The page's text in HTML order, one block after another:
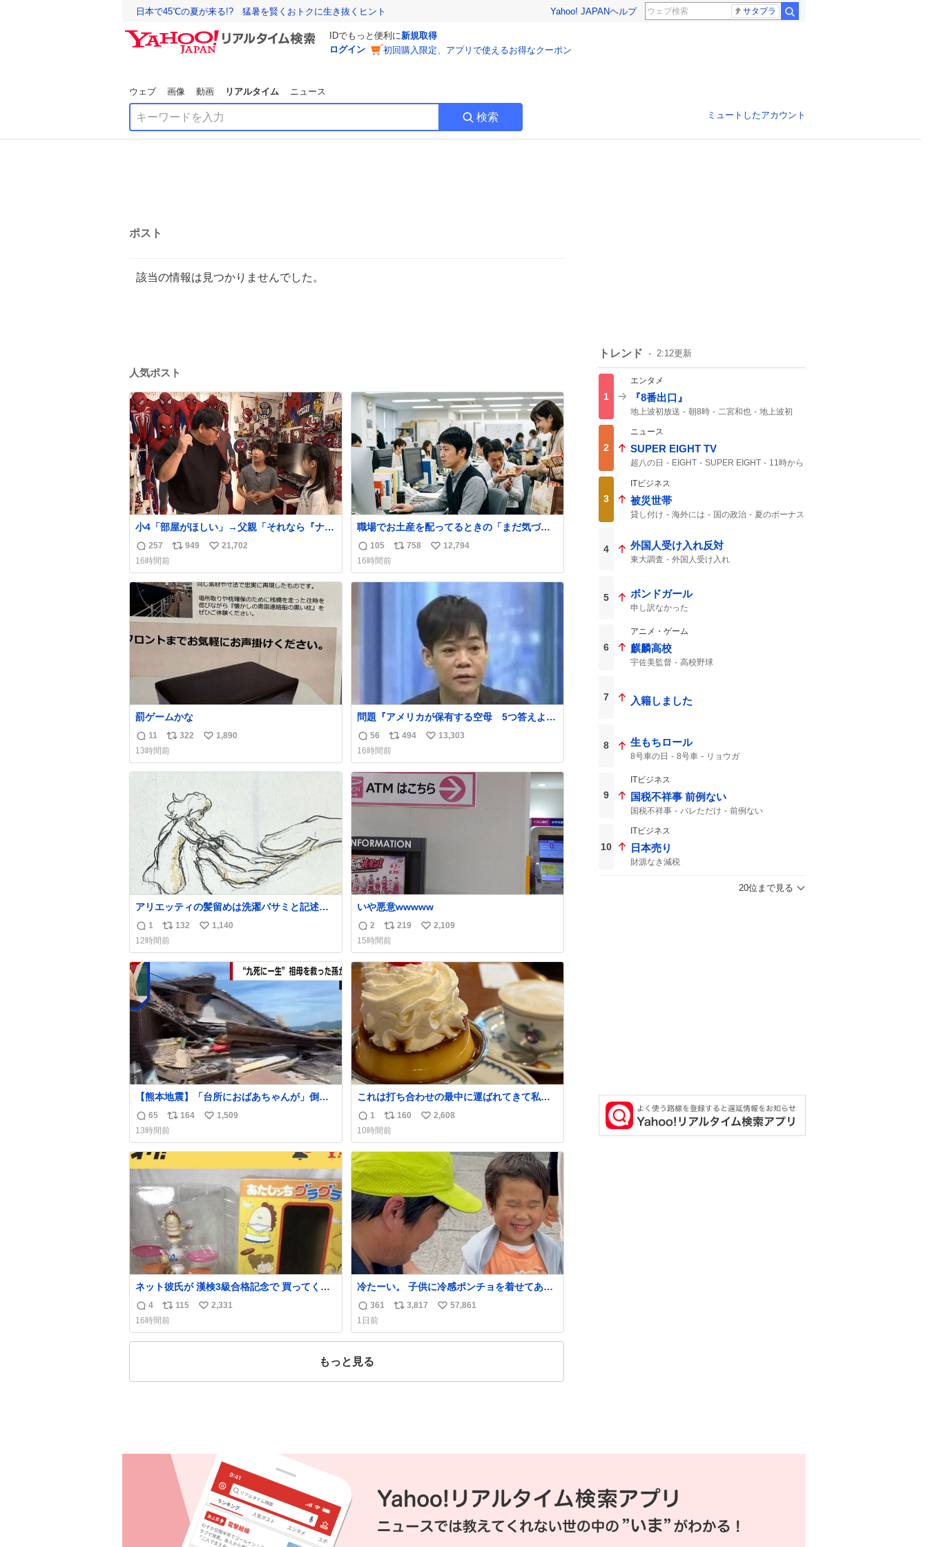
日本で45℃の夏が来る!? 猛暑を賢くおトクに生き抜くヒント Yahoo! JAPANヘルプ サタプラ
IDでもっと便利に新規取得
ログイン
初回購入限定、アプリで使えるお得なクーポン
ウェブ 画像 動画 リアルタイム ニュース
検索 ミュートしたアカウント
ポスト
該当の情報は見つかりませんでした。
人気ポスト
小4「部屋がほしい」→父親「それなら『ナイ
トスクープ』に言え！無理やろけどな…」
oricon.co.jp/news/2472553/f… ⠀ 「父の部
屋を奪いたい」小学4年生と妹が登場。自宅の
2階には部屋が4つあるのに、父が2部屋使い、
姉妹は1部屋。文句を言うと「ナイトスクープ
に改造してもらえ！無理やろけどな」と
返
信
数
257
リ
ス
ト
数
949
い
ね
数
21,702
16時間前
職場でお土産を配ってるときの「まだ気づい
てませんよ」的な演技が毎回シンドい。
返
信
数
105
リ
ス
758
い
ね
数
12,794
16時間前
罰ゲームかな
返
信
数
11
リ
ポ
ス
数
322
い
ね
1,890
13時間前
問題『アメリカが保有する空母 5つ答えよ』
名倉「ホンマごめん、日本」
返
信
数
56
リ
ポ
ス
ト
数
494
い
ね
数
13,303
16時間前
アリエッティの髪留めは洗濯バサミと記述さ
れることが多いですが、もっと小さいプラス
チックのクリップです。 バネは使いやすいよ
うに強度を調整してあるはず。
返
信
数
1
リ
ポ
ス
ト
数
132
い
ね
数
1,140
12時間前
いや悪意wwwww
返
信
数
2
リ
ポ
ス
ト
数
219
い
ね
数
2,109
15時間前
【熊本地震】「台所におばあちゃんが」倒壊
した自宅から孫が救出 地震発生時、台所で夕
食の準備をしていた祖母の「助けて」という
声。祖母を背負い、助け出した孫が「命があ
ったのは奇跡」と当時の状況を語った。
返
信
数
65
リ
ポ
ス
ト
164
い
ね
数
1,509
13時間前
これは打ち合わせの最中に運ばれてきて私の
理性を根こそぎ奪い去ったプリンの写真で
す。
返
信
数
1
リ
ポ
ス
ト
数
160
い
ね
2,608
10時間前
ネット彼氏が 漢検3級合格記念で 買ってくれ
た.ᐟ.ᐟ🩵
返
信
数
4
リ
ポ
ス
115
い
ね
2,331
16時間前
冷たーい。 子供に冷感ポンチョを着せてあげ
たら大はしゃぎで喜んでくれました。 こんな
素敵な代物を提供してくれた山口県の恩師に
感謝。
返
信
数
361
リ
ス
3,817
い
ね
57,861
1日前
もっと見る
トレンド 2:12更新
1
エンタメ
『8番出口』
地上波初放送 朝8時 二宮和也
地上波初
映画8番出口
2
ニュース
SUPER EIGHT TV
超八の日 EIGHT SUPER EIGHT 11時から
3
ITビジネス
被災世帯
貸し付け 海外には 国の政治
夏のボーナス
4 外国人受け入れ反対
東大調査 外国人受け入れ
5 ボンドガール
申し訳なかった
6
アニメ・ゲーム
麒麟高校
宇佐美監督 高校野球
7 入籍しました
8 生もちロール
8号車の日 8号車 リョウガ
9
ITビジネス
国税不祥事 前例ない
国税不祥事 バレただけ
前例ない
10
ITビジネス
日本売り
財源なき減税
20位まで見る